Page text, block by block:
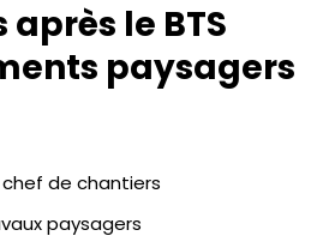
le BTS
paysagers
de chantiers
paysagers